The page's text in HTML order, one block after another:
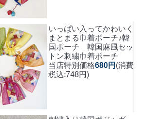
いっぱい入ってかわいく
まとまる巾着ポーチ♪韓
国ポーチ 韓国麻風セッ
トン刺繍巾着ポーチ
当店特別価格680円 (消費
税込:748円)